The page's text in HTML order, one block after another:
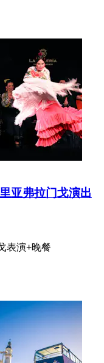
亚弗拉门戈演出
表演+晚餐